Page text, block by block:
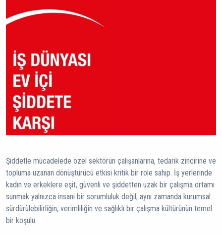
Şiddetle mücadelede özel sektörün çalışanlarına, tedarik zincirine ve
topluma uzanan dönüştürücü etkisi kritik bir role sahip. İş yerlerinde
kadın ve erkeklere eşit, güvenli ve şiddetten uzak bir çalışma ortamı
sunmak yalnızca insani bir sorumluluk değil; aynı zamanda kurumsal
sürdürülebilirliğin, verimliliğin ve sağlıklı bir çalışma kültürünün temel
bir koşulu.